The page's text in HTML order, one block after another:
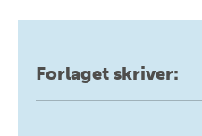
Forlaget skriver: